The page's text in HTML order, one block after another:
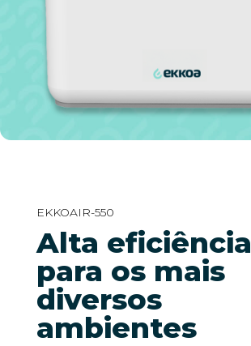
EKKOAIR-550
Alta eficiência
para os mais
diversos
ambientes